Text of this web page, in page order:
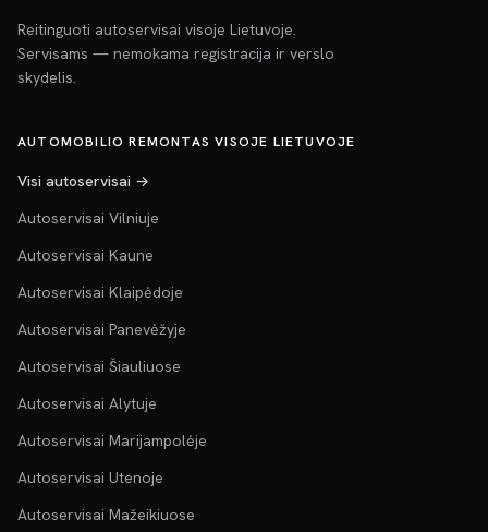
Reitinguoti autoservisai visoje Lietuvoje.
Servisams — nemokama registracija ir verslo
skydelis.
AUTOMOBILIO REMONTAS VISOJE LIETUVOJE
Visi autoservisai →
Autoservisai Vilniuje
Autoservisai Kaune
Autoservisai Klaipėdoje
Autoservisai Panevėžyje
Autoservisai Šiauliuose
Autoservisai Alytuje
Autoservisai Marijampolėje
Autoservisai Utenoje
Autoservisai Mažeikiuose